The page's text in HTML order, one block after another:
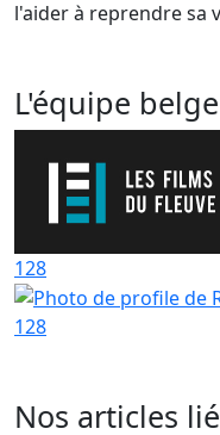
l'aider à reprendre sa
L'équipe belge
128
128
Nos articles